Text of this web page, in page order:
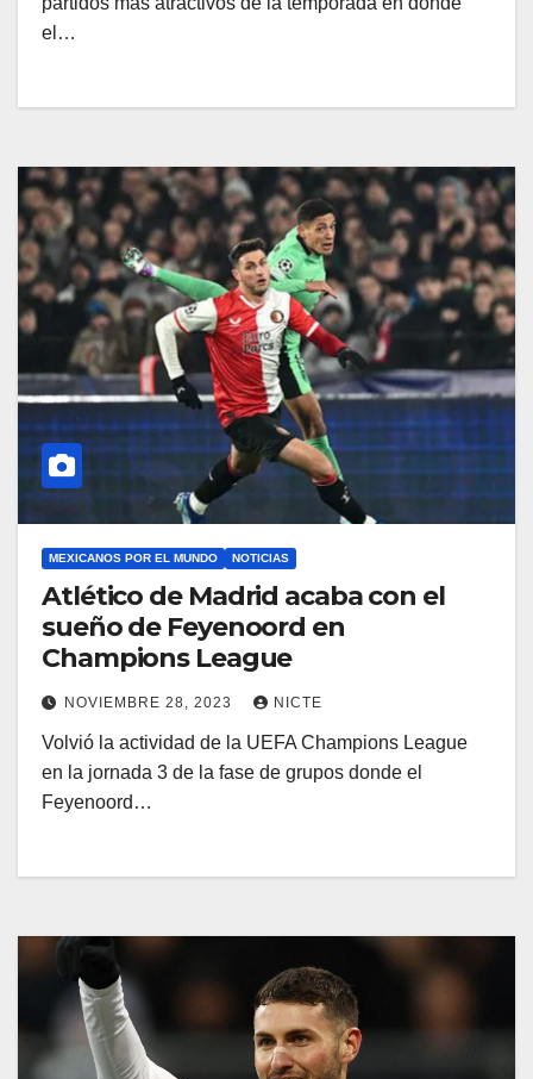
el…
MEXICANOS POR EL MUNDO NOTICIAS
Atlético de Madrid acaba con el
sueño de Feyenoord en
Champions League
NOVIEMBRE 28, 2023 NICTE
Volvió la actividad de la UEFA Champions League
en la jornada 3 de la fase de grupos donde el
Feyenoord…